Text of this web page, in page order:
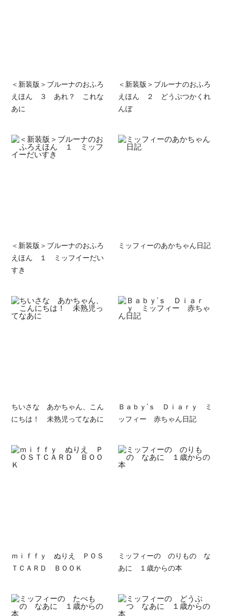
＜新装版＞ブルーナのおふろ
えほん ３ あれ？ これな
あに
＜新装版＞ブルーナのおふろ
えほん ２ どうぶつかくれ
んぼ
＜新装版＞ブルーナのおふろ
えほん １ ミッフイーだい
すき
ミッフィーのあかちゃん日記
ちいさな あかちゃん、こん
にちは！ 未熟児ってなあに
Ｂａｂｙ’ｓ Ｄｉａｒｙ ミ
ッフィー 赤ちゃん日記
ｍｉｆｆｙ ぬりえ ＰＯＳ
ＴＣＡＲＤ ＢＯＯＫ
ミッフィーの のりもの な
あに １歳からの本